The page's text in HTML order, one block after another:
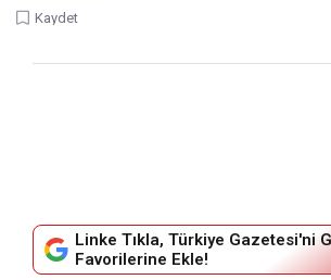
Kaydet
Linke Tıkla, Türkiye Gazetesi'ni
Favorilerine Ekle!